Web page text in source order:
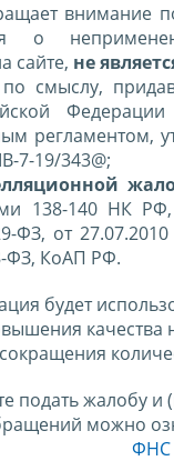
внимание
о
сайте, не
по смыслу,
регламентом,
7-19/343@;
138-140 НК
ФЗ, от
ФЗ, КоАП РФ.
будет
качества
сокращения
подать жалобу
можно
ФНС